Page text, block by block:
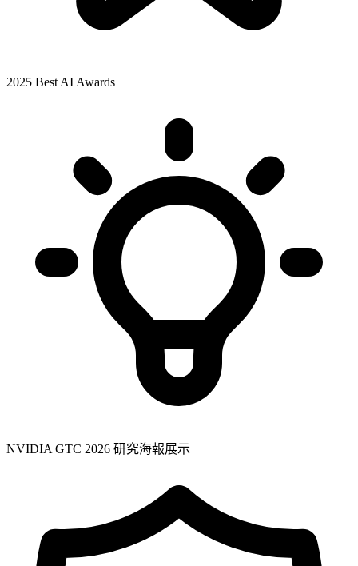
2025 Best AI Awards
NVIDIA GTC 2026 研究海報展示